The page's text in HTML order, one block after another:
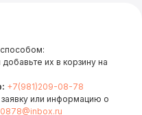
их в корзину на
+7(981)209-08-78
заявку или информацию о